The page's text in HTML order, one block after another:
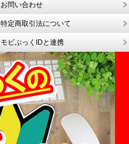
お問い合わせ
特定商取引法について
モビぶっくIDと連携